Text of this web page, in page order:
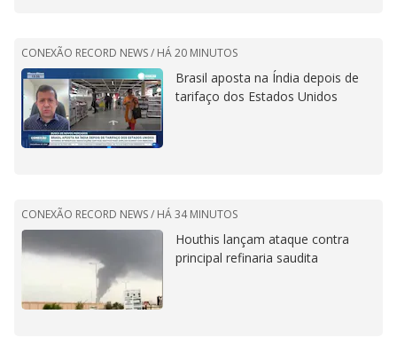
CONEXÃO RECORD NEWS / HÁ 20 MINUTOS
Brasil aposta na Índia depois de
tarifaço dos Estados Unidos
CONEXÃO RECORD NEWS / HÁ 34 MINUTOS
Houthis lançam ataque contra
principal refinaria saudita